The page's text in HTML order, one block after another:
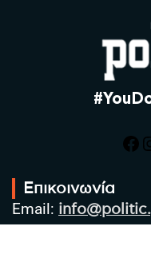
Επικοινωνία
Email:
Τηλ: